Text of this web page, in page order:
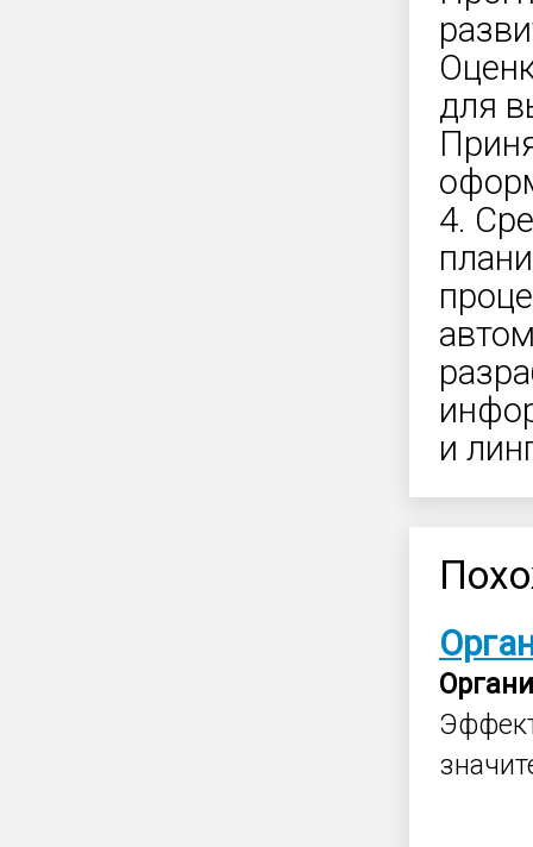
для
4.
и